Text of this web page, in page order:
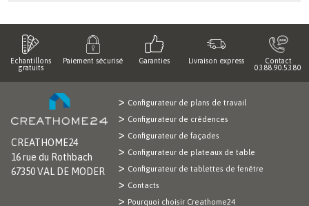
Echantillons
gratuits
Paiement sécurisé Garanties Livraison express
Contact
03.88.90.53.80
CREATHOME24
16 rue du Rothbach
67350 VAL DE MODER
Configurateur de plans de travail
Configurateur de crédences
Configurateur de façades
Configurateur de plateaux de table
Configurateur de tablettes de fenêtre
Contacts
Pourquoi choisir Creathome24